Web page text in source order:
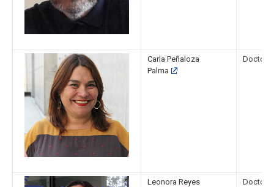
Carla Peñaloza
Palma
Doctora
Leonora Reyes
Doctora